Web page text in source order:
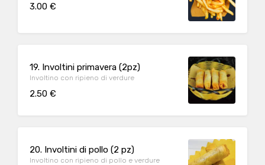
3.00 €
19. Involtini primavera (2pz)
Involtino con ripieno di verdure
2.50 €
20. Involtini di pollo (2 pz)
Involtino con ripieno di pollo e verdure